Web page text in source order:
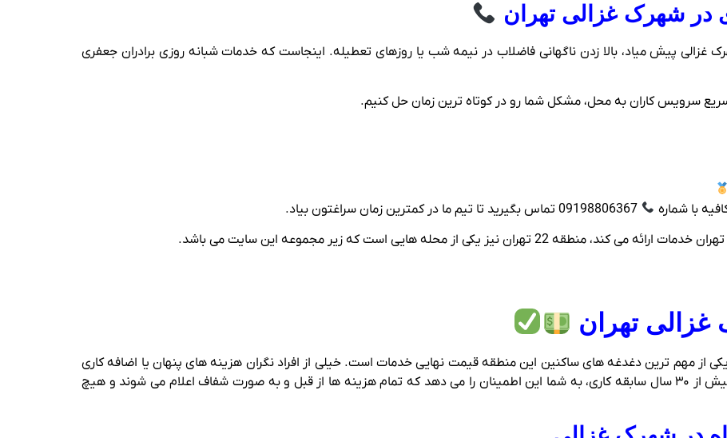
در شهرک غزالی تهران
غزالی پیش میاد، بالا زدن ناگهانی فاضلاب در نیمه شب یا روزهای تعطیله. اینجاست که خدمات شبانه‌ روزی برادران جعفری
سریع سرویس‌ کاران به محل، مشکل شما رو در کوتاه‌ ترین زمان حل کنیم.
با شماره
09198806367 تماس بگیرید تا تیم ما در کمترین زمان سراغتون بیاد.
یکی از محله هایی است که زیر مجموعه این سایت می باشد.
تهران
از مهم‌ ترین دغدغه‌ های ساکنین این منطقه قیمت نهایی خدمات است. خیلی از افراد نگران هزینه‌ های پنهان یا اضافه‌ کاری‌
های غیرضروری هستند. مجموعه برادران جعفری با بیش از ۳۰ سال سابقه کاری، به شما این اطمینان را می‌ دهد که تمام هزینه‌ ها از قبل و به‌ صورت شفاف اعلام می شوند و هیچ